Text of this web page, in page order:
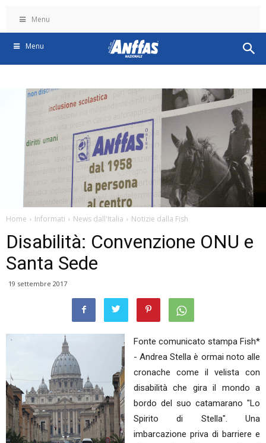
Menu
Menu
Home Informati News dall'Italia Notizie dalla Fish
Disabilità: Convenzione ONU e
Santa Sede
19 settembre 2017
Fonte comunicato stampa Fish*
- Andrea Stella è ormai noto alle
cronache come il velista con
disabilità che gira il mondo a
bordo del suo catamarano "Lo
Spirito di Stella". Una
imbarcazione priva di barriere e